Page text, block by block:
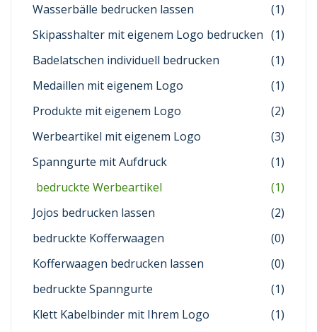
Wasserbälle bedrucken lassen
(1)
Skipasshalter mit eigenem Logo bedrucken (1)
Badelatschen individuell bedrucken
(1)
Medaillen mit eigenem Logo
(1)
Produkte mit eigenem Logo
(2)
Werbeartikel mit eigenem Logo
(3)
Spanngurte mit Aufdruck
(1)
bedruckte Werbeartikel
(1)
Jojos bedrucken lassen
(2)
bedruckte Kofferwaagen
(0)
Kofferwaagen bedrucken lassen
(0)
bedruckte Spanngurte
(1)
Klett Kabelbinder mit Ihrem Logo
(1)